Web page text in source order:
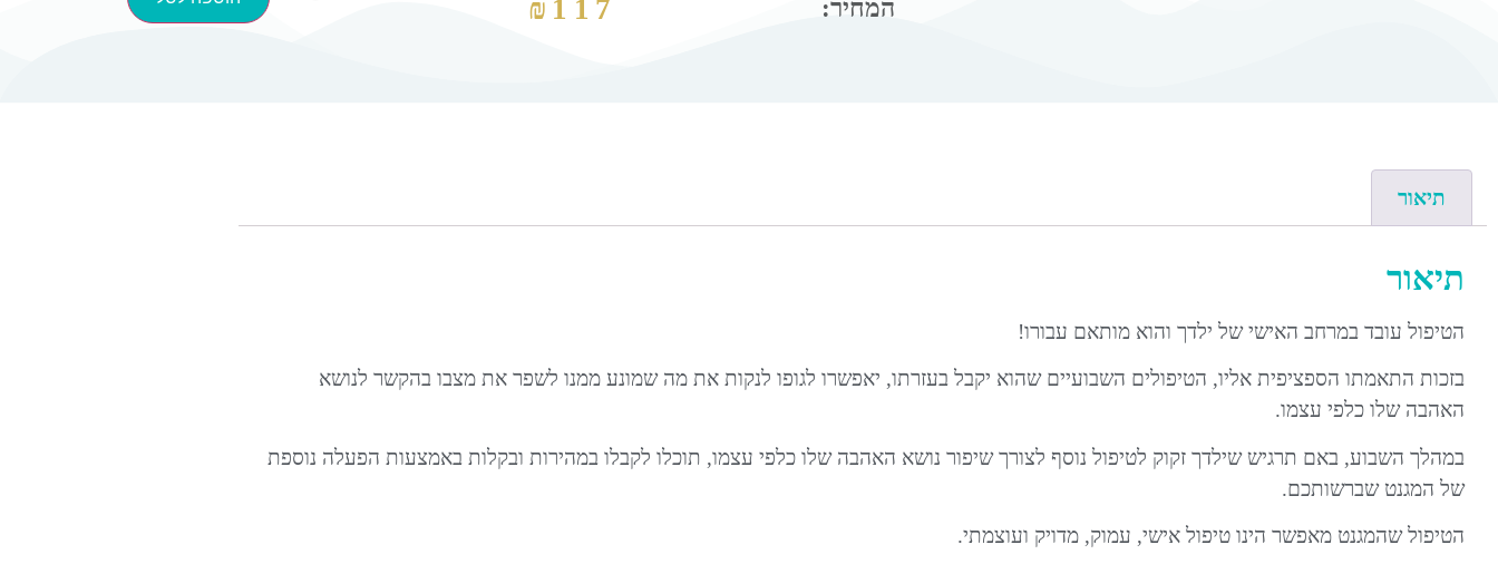
המחיר: ₪ 117
תיאור
תיאור
הטיפול עובד במרחב האישי של ילדך והוא מותאם עבורו!
בזכות התאמתו הספציפית אליו, הטיפולים השבועיים שהוא יקבל בעזרתו, יאפשרו לגופו לנקות את מה שמונע ממנו לשפר את מצבו בהקשר לנושא
האהבה שלו כלפי עצמו.
במהלך השבוע, באם תרגיש שילדך זקוק לטיפול נוסף לצורך שיפור נושא האהבה שלו כלפי עצמו, תוכלו לקבלו במהירות ובקלות באמצעות הפעלה נוספת
של המגנט שברשותכם.
הטיפול שהמגנט מאפשר הינו טיפול אישי, עמוק, מדויק ועוצמתי.